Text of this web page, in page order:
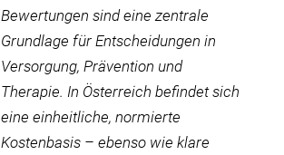
Bewertungen sind eine zentrale
Grundlage für Entscheidungen in
Versorgung, Prävention und
Therapie. In Österreich befindet sich
eine einheitliche, normierte
Kostenbasis – ebenso wie klare